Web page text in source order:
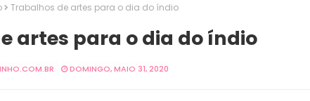
Trabalhos de artes para o dia do índio
artes para o dia do índio
DOMINGO, MAIO 31, 2020